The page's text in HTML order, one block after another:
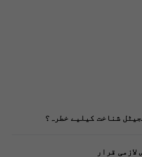
شناخت کیلیے خطرہ؟
قرار